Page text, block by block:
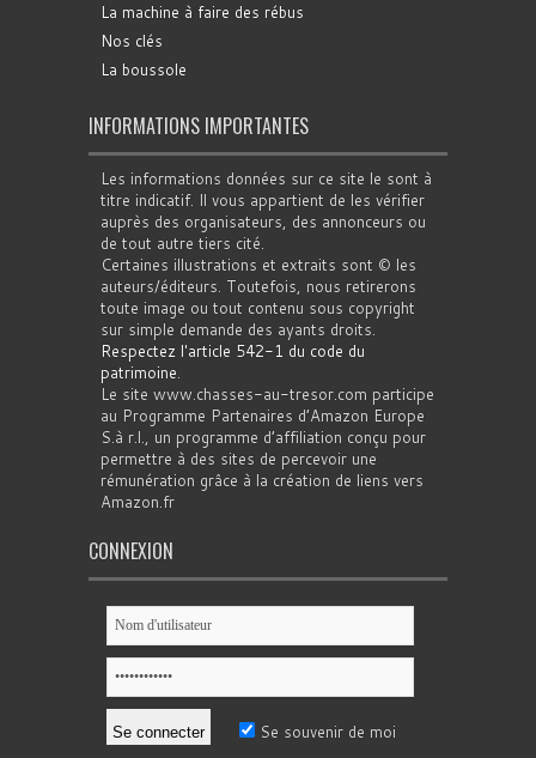
La machine à faire des rébus
Nos clés
La boussole
INFORMATIONS IMPORTANTES
Les informations données sur ce site le sont à
titre indicatif. Il vous appartient de les vérifier
auprès des organisateurs, des annonceurs ou
de tout autre tiers cité.
Certaines illustrations et extraits sont © les
auteurs/éditeurs. Toutefois, nous retirerons
toute image ou tout contenu sous copyright
sur simple demande des ayants droits.
Respectez l'article 542-1 du code du
patrimoine.
Le site www.chasses-au-tresor.com participe
au Programme Partenaires d’Amazon Europe
S.à r.l., un programme d’affiliation conçu pour
permettre à des sites de percevoir une
rémunération grâce à la création de liens vers
Amazon.fr
CONNEXION
Se souvenir de moi